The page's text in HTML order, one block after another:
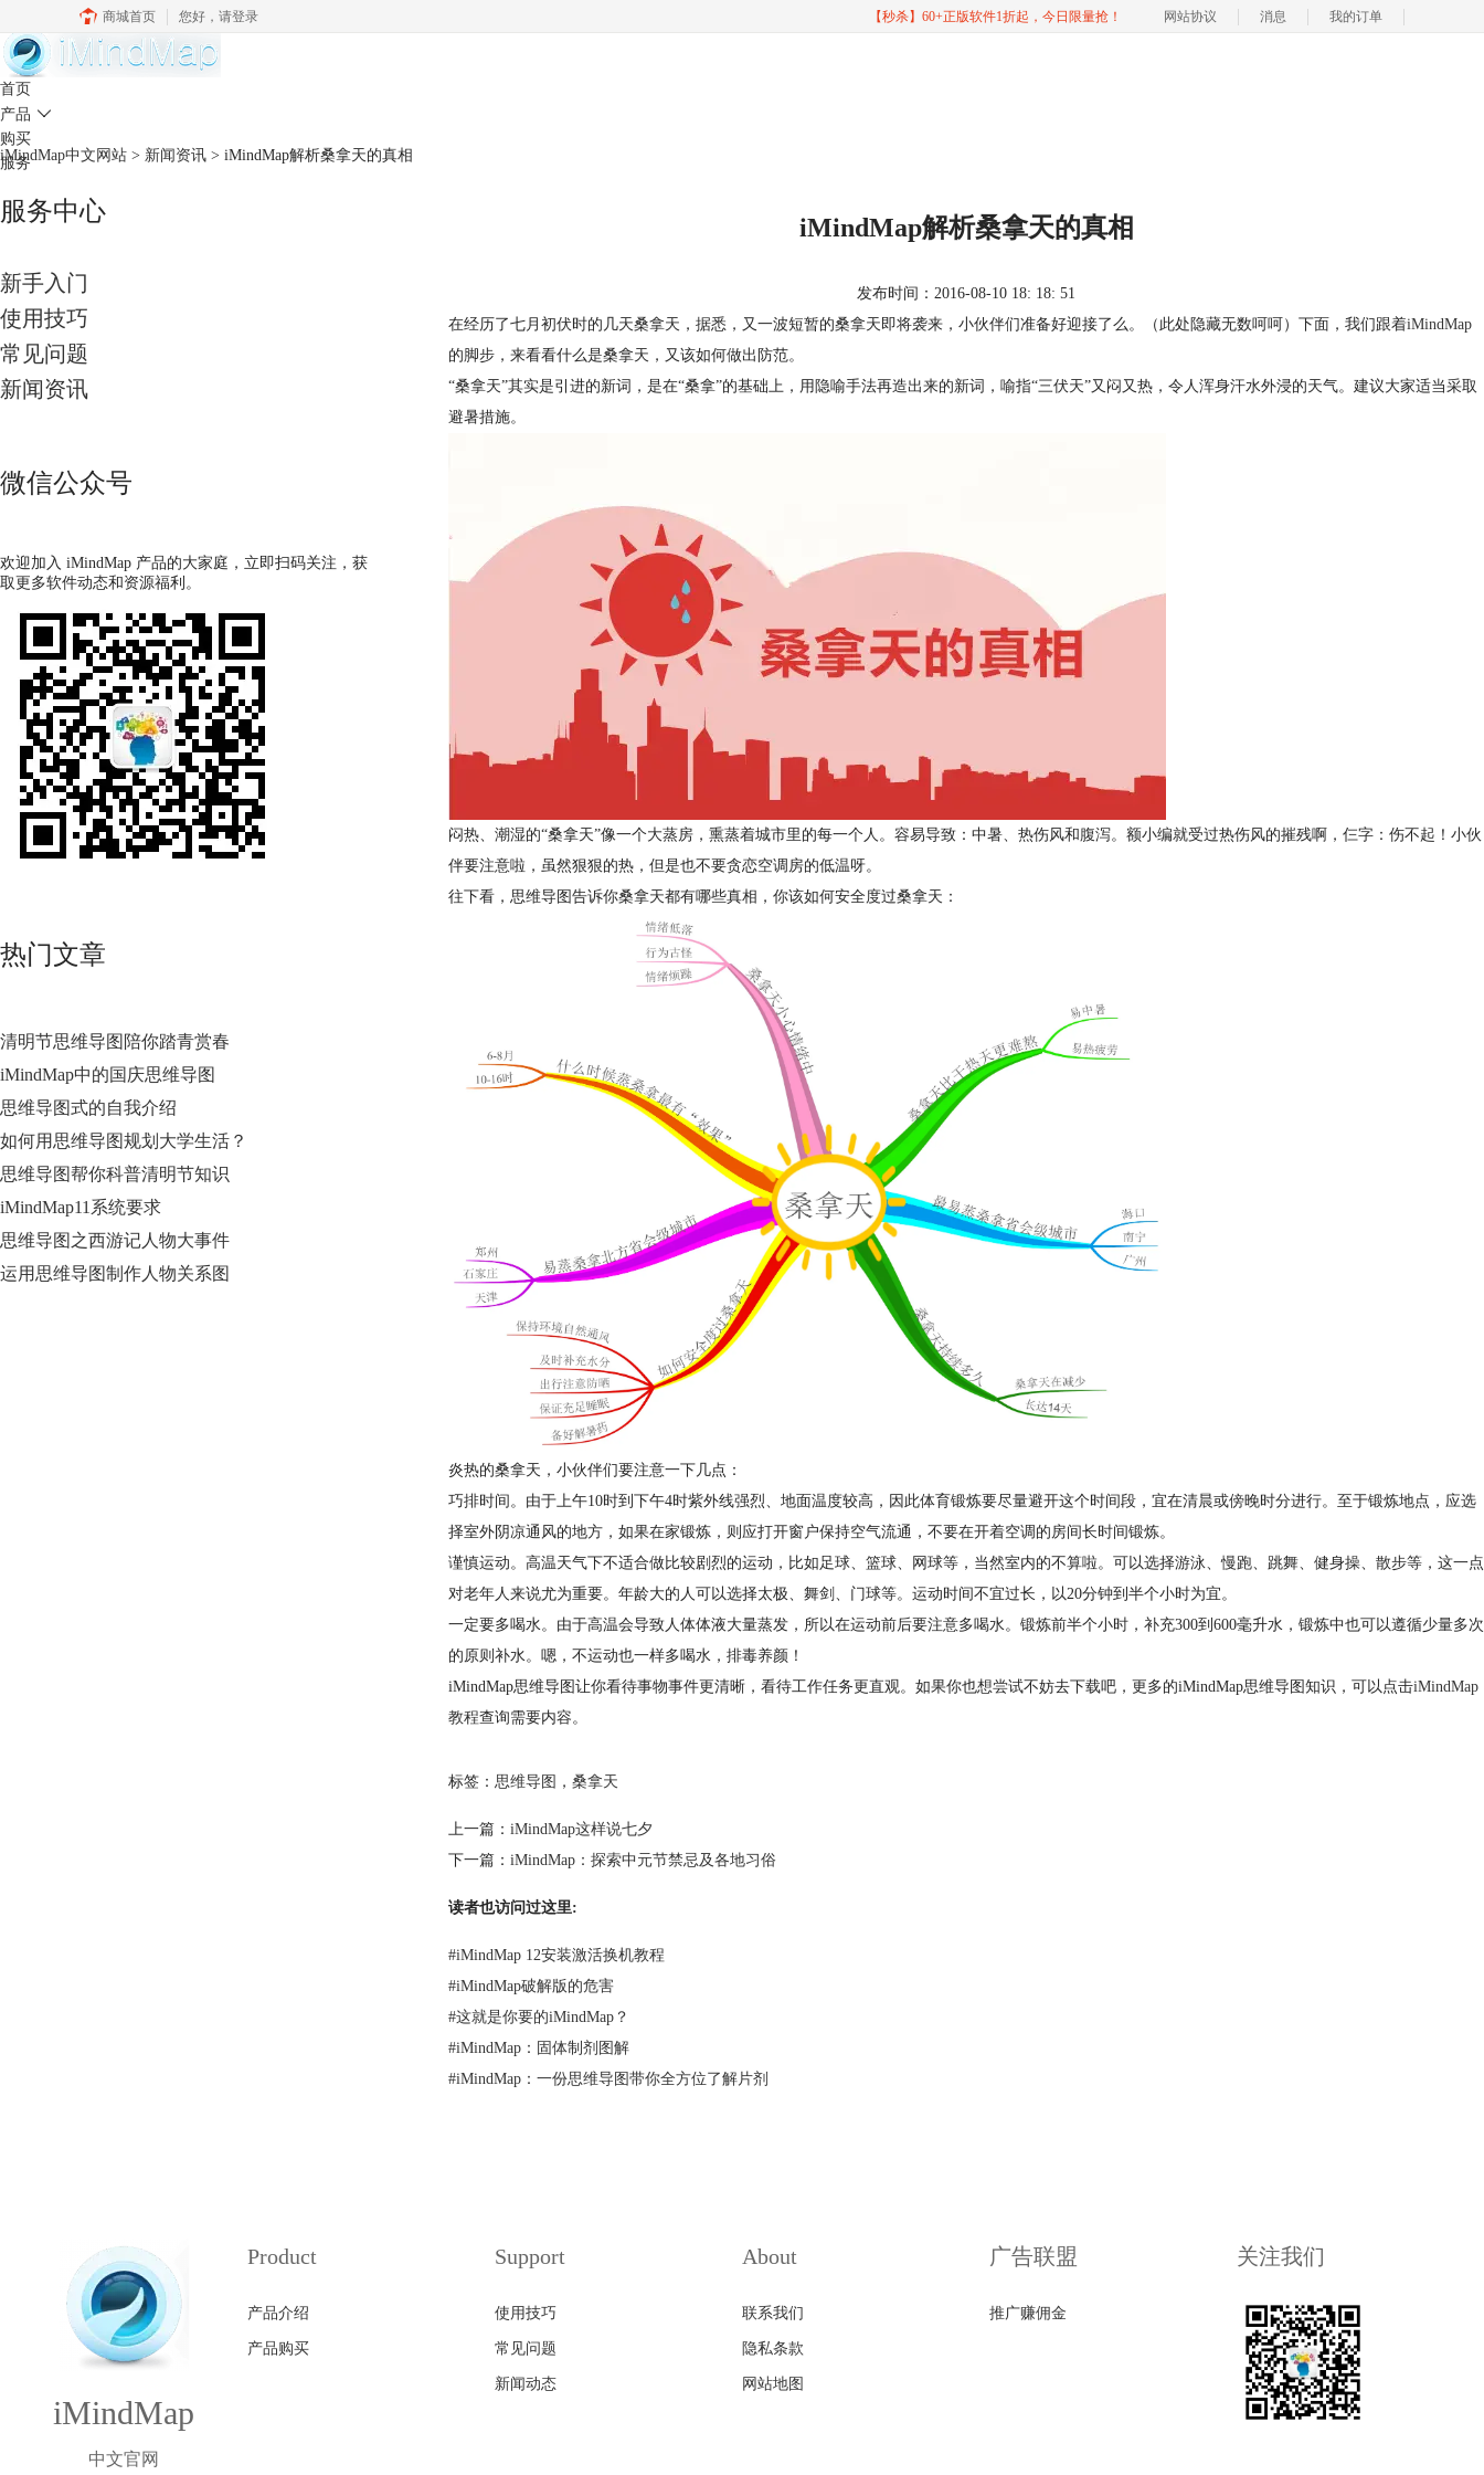
商城首页 您好， 请登录 【秒杀】60+正版软件1折起，今日限量抢！ 网站协议 消息 我的订单
首页
产品 
购买
服务
iMindMap中文网站 > 新闻资讯 > iMindMap解析桑拿天的真相
服务中心
新手入门
使用技巧
常见问题
新闻资讯
微信公众号
欢迎加入 iMindMap 产品的大家庭，立即扫码关注，获
取更多软件动态和资源福利。
热门文章
清明节思维导图陪你踏青赏春
iMindMap中的国庆思维导图
思维导图式的自我介绍
如何用思维导图规划大学生活？
思维导图帮你科普清明节知识
iMindMap11系统要求
思维导图之西游记人物大事件
运用思维导图制作人物关系图
iMindMap解析桑拿天的真相
发布时间：2016-08-10 18: 18: 51
在经历了七月初伏时的几天桑拿天，据悉，又一波短暂的桑拿天即将袭来，小伙伴们准备好迎接了么。（此处隐藏无数呵呵）下面，我们跟着iMindMap
的脚步，来看看什么是桑拿天，又该如何做出防范。
“桑拿天”其实是引进的新词，是在“桑拿”的基础上，用隐喻手法再造出来的新词，喻指“三伏天”又闷又热，令人浑身汗水外浸的天气。建议大家适当采取
避暑措施。
闷热、潮湿的“桑拿天”像一个大蒸房，熏蒸着城市里的每一个人。容易导致：中暑、热伤风和腹泻。额小编就受过热伤风的摧残啊，仨字：伤不起！小伙
伴要注意啦，虽然狠狠的热，但是也不要贪恋空调房的低温呀。
往下看，思维导图告诉你桑拿天都有哪些真相，你该如何安全度过桑拿天：
炎热的桑拿天，小伙伴们要注意一下几点：
巧排时间。由于上午10时到下午4时紫外线强烈、地面温度较高，因此体育锻炼要尽量避开这个时间段，宜在清晨或傍晚时分进行。至于锻炼地点，应选
择室外阴凉通风的地方，如果在家锻炼，则应打开窗户保持空气流通，不要在开着空调的房间长时间锻炼。
谨慎运动。高温天气下不适合做比较剧烈的运动，比如足球、篮球、网球等，当然室内的不算啦。可以选择游泳、慢跑、跳舞、健身操、散步等，这一点
对老年人来说尤为重要。年龄大的人可以选择太极、舞剑、门球等。运动时间不宜过长，以20分钟到半个小时为宜。
一定要多喝水。由于高温会导致人体体液大量蒸发，所以在运动前后要注意多喝水。锻炼前半个小时，补充300到600毫升水，锻炼中也可以遵循少量多次
的原则补水。嗯，不运动也一样多喝水，排毒养颜！
iMindMap思维导图让你看待事物事件更清晰，看待工作任务更直观。如果你也想尝试不妨去下载吧，更多的iMindMap思维导图知识，可以点击iMindMap
教程查询需要内容。
标签： 思维导图 ， 桑拿天
上一篇： iMindMap这样说七夕
下一篇： iMindMap：探索中元节禁忌及各地习俗
读者也访问过这里:
#iMindMap 12安装激活换机教程
#iMindMap破解版的危害
#这就是你要的iMindMap？
#iMindMap：固体制剂图解
#iMindMap：一份思维导图带你全方位了解片剂
iMindMap
中文官网
Product
产品介绍
产品购买
Support
使用技巧
常见问题
新闻动态
About
联系我们
隐私条款
网站地图
广告联盟
推广赚佣金
关注我们